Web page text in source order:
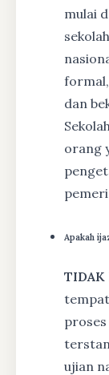
mulai
dan
orang
Apakah
TIDAK
ujian